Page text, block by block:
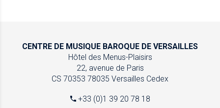
CENTRE DE MUSIQUE BAROQUE DE VERSAILLES
Hôtel des Menus-Plaisirs
22, avenue de Paris
CS 70353 78035 Versailles Cedex
+33 (0)1 39 20 78 18